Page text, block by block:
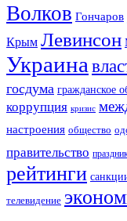
Волков Гончаров
Крым Левинсон
Украина
госдума гражданское
коррупция кризис
настроения общество
правительство
рейтинги
телевидение